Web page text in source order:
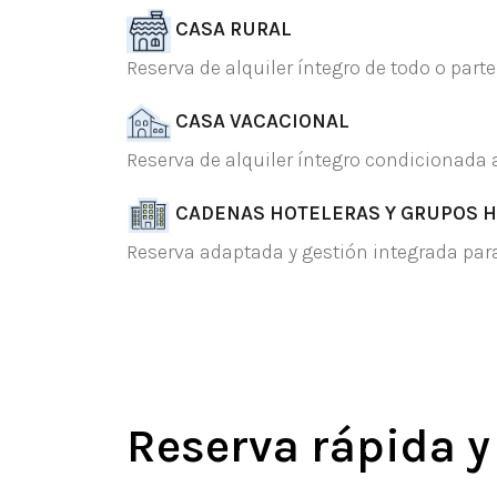
CASA RURAL
Reserva de alquiler íntegro de todo o
CASA VACACIONAL
Reserva de alquiler íntegro
CADENAS HOTELERAS Y GRUPOS
Reserva adaptada y gestión integrada
Reserva rápida